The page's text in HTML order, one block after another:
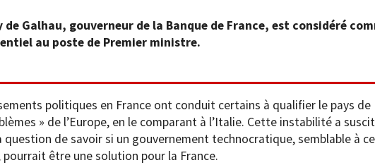
de Galhau, gouverneur de la Banque de France, est considéré
au poste de Premier ministre.
politiques en France ont conduit certains à qualifier le pays de
» de l’Europe, en le comparant à l’Italie. Cette instabilité a
question de savoir si un gouvernement technocratique, semblable à
pourrait être une solution pour la France.